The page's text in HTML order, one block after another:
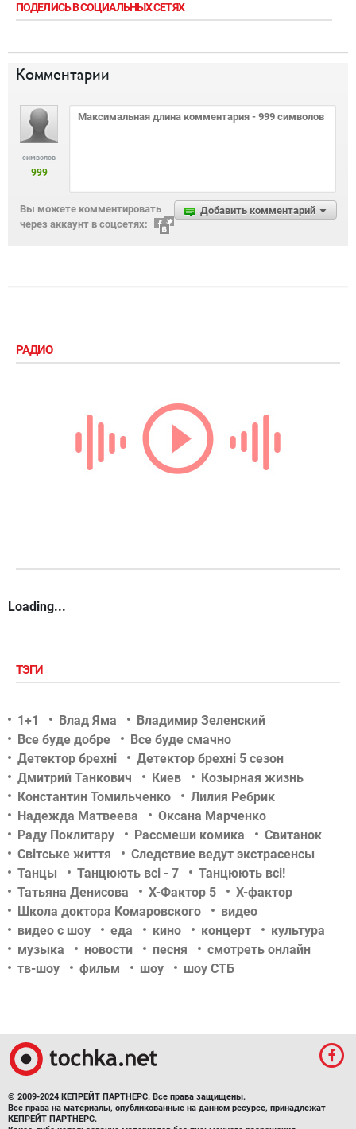
ПОДЕЛИСЬ В СОЦИАЛЬНЫХ СЕТЯХ
Комментарии
символов
999
Добавить комментарий
Вы можете комментировать
через аккаунт в соцсетях:
РАДИО
Loading...
ТЭГИ
1+1 Влад Яма
Владимир Зеленский
Все буде добре
Все буде смачно
Детектор брехні
Детектор брехні 5 сезон
Дмитрий Танкович
Киев
Козырная жизнь
Константин Томильченко
Лилия Ребрик
Надежда Матвеева
Оксана Марченко
Раду Поклитару
Рассмеши комика
Свитанок
Світське життя
Следствие ведут экстрасенсы
Танцы
Танцюють всі - 7
Танцюють всі!
Татьяна Денисова
Х-Фактор 5
Х-фактор
Школа доктора Комаровского
видео
видео с шоу
еда кино концерт
культура
музыка
новости песня
смотреть онлайн
тв-шоу
фильм шоу шоу СТБ
© 2009-2024 КЕПРЕЙТ ПАРТНЕРС. Все права защищены.
Все права на материалы, опубликованные на данном ресурсе, принадлежат
КЕПРЕЙТ ПАРТНЕРС.